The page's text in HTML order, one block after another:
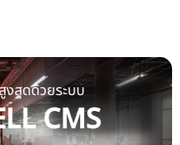
สุดด้วยระบบ
CMS